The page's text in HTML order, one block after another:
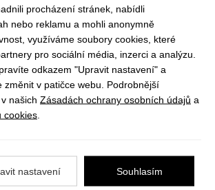
87 letech od prvního vydání.
k odběru newsletteru a už Vám
nic neunikne
procházení stránek, nabídli
nebo reklamu a mohli anonymně
využíváme soubory cookies, které
pro sociální média, inzerci a analýzu.
odkazem "Upravit nastavení" a
změnit v patičce webu. Podrobnější
našich Zásadách ochrany osobních údajů a
cookies
nastavení Souhlasím